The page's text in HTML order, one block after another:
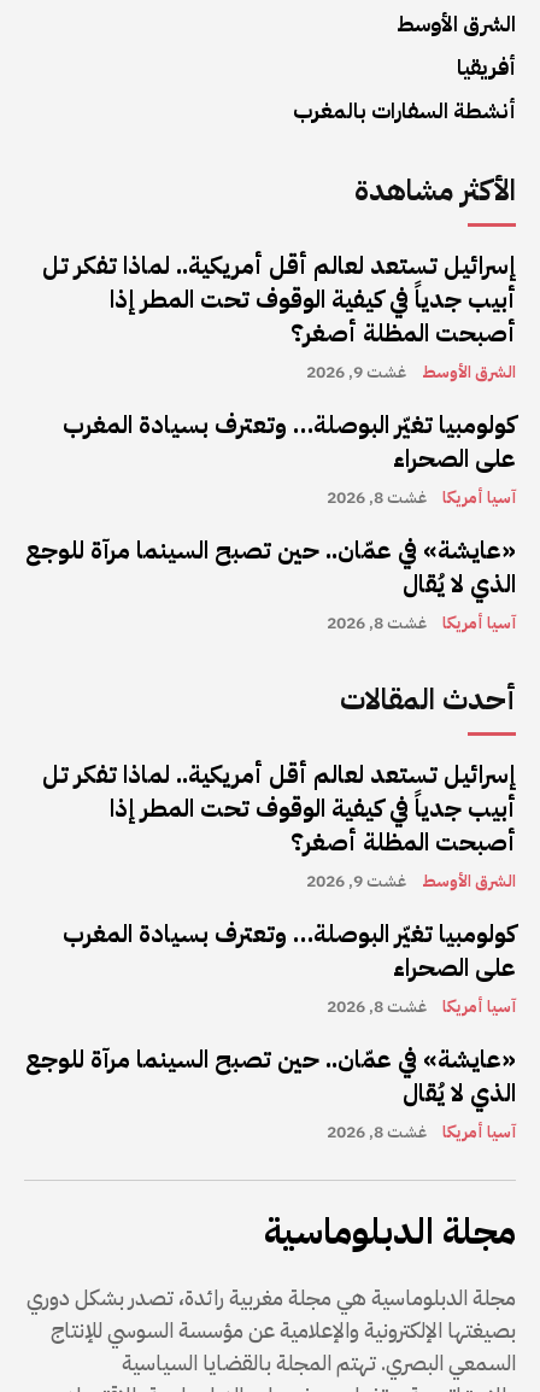
الشرق الأوسط
أفريقيا
أنشطة السفارات بالمغرب
الأكثر مشاهدة
إسرائيل تستعد لعالم أقل أمريكية.. لماذا تفكر تل
أبيب جدياً في كيفية الوقوف تحت المطر إذا
أصبحت المظلة أصغر؟
الشرق الأوسط غشت 9, 2026
كولومبيا تغيّر البوصلة… وتعترف بسيادة المغرب
على الصحراء
آسيا أمريكا غشت 8, 2026
«عايشة» في عمّان.. حين تصبح السينما مرآة للوجع
الذي لا يُقال
آسيا أمريكا غشت 8, 2026
أحدث المقالات
إسرائيل تستعد لعالم أقل أمريكية.. لماذا تفكر تل
أبيب جدياً في كيفية الوقوف تحت المطر إذا
أصبحت المظلة أصغر؟
الشرق الأوسط غشت 9, 2026
كولومبيا تغيّر البوصلة… وتعترف بسيادة المغرب
على الصحراء
آسيا أمريكا غشت 8, 2026
«عايشة» في عمّان.. حين تصبح السينما مرآة للوجع
الذي لا يُقال
آسيا أمريكا غشت 8, 2026
مجلة الدبلوماسية
مجلة الدبلوماسية هي مجلة مغربية رائدة، تصدر بشكل دوري
بصيغتها الإلكترونية والإعلامية عن مؤسسة السوسي للإنتاج
السمعي البصري. تهتم المجلة بالقضايا السياسية